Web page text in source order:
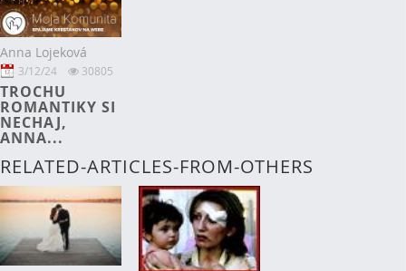
Anna Lojeková
3/12/24 30805
TROCHU
ROMANTIKY SI
NECHAJ,
ANNA...
RELATED-ARTICLES-FROM-OTHERS